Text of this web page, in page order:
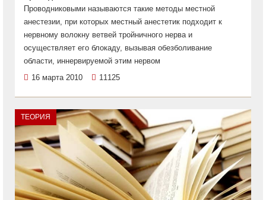
Проводниковыми называются такие методы местной
анестезии, при которых местный анестетик подходит к
нервному волокну ветвей тройничного нерва и
осуществляет его блокаду, вызывая обезболивание
области, иннервируемой этим нервом
16 марта 2010
11125
ТЕОРИЯ